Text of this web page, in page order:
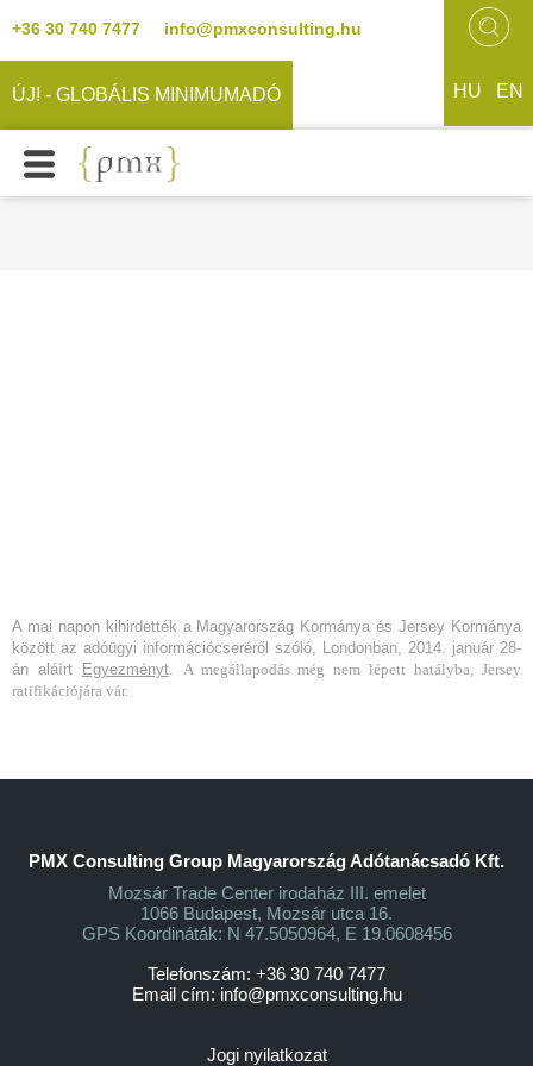
+36 30 740 7477 info@pmxconsulting.hu
ÚJ! - GLOBÁLIS MINIMUMADÓ HU EN
A mai napon kihirdették a Magyarország Kormánya és Jersey Kormánya
között az adóügyi információcseréről szóló, Londonban, 2014. január 28-
án aláírt
Egyezményt. A megállapodás még nem lépett hatályba, Jersey
ratifikációjára vár.
PMX Consulting Group Magyarország Adótanácsadó Kft.
Mozsár Trade Center irodaház III. emelet
1066 Budapest, Mozsár utca 16.
GPS Koordináták: N 47.5050964, E 19.0608456
Telefonszám: +36 30 740 7477
Email cím: info@pmxconsulting.hu
Jogi nyilatkozat